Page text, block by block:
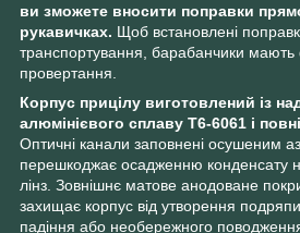
ви зможете вносити поправки
рукавичках. Щоб встановлені
транспортування, барабанчики мають
провертання.
Корпус прицілу виготовлений із
алюмінієвого сплаву Т6-6061 і
Оптичні канали заповнені осушеним
перешкоджає осадженню конденсату
лінз. Зовнішнє матове анодоване
захищає корпус від утворення
падіння або необережного